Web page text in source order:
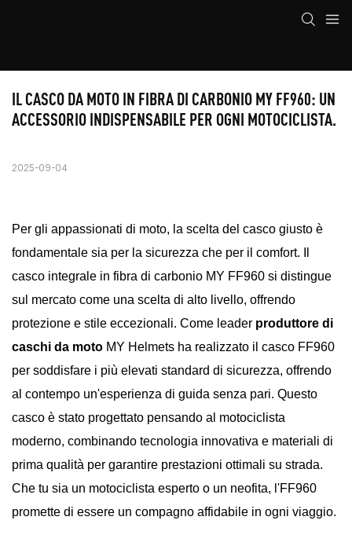
IL CASCO DA MOTO IN FIBRA DI CARBONIO MY FF960: UN
ACCESSORIO INDISPENSABILE PER OGNI MOTOCICLISTA.
2025-09-04
Per gli appassionati di moto, la scelta del casco giusto è
fondamentale sia per la sicurezza che per il comfort. Il
casco integrale in fibra di carbonio MY FF960 si distingue
sul mercato come una scelta di alto livello, offrendo
protezione e stile eccezionali. Come leader produttore di
caschi da moto MY Helmets ha realizzato il casco FF960
per soddisfare i più elevati standard di sicurezza, offrendo
al contempo un'esperienza di guida senza pari. Questo
casco è stato progettato pensando al motociclista
moderno, combinando tecnologia innovativa e materiali di
prima qualità per garantire prestazioni ottimali su strada.
Che tu sia un motociclista esperto o un neofita, l'FF960
promette di essere un compagno affidabile in ogni viaggio.